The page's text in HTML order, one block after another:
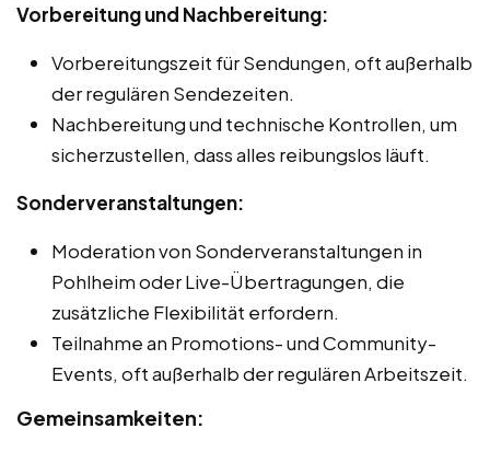
Vorbereitung und Nachbereitung:
Vorbereitungszeit für Sendungen, oft außerhalb
der regulären Sendezeiten.
Nachbereitung und technische Kontrollen, um
sicherzustellen, dass alles reibungslos läuft.
Sonderveranstaltungen:
Moderation von Sonderveranstaltungen in
Pohlheim oder Live-Übertragungen, die
zusätzliche Flexibilität erfordern.
Teilnahme an Promotions- und Community-
Events, oft außerhalb der regulären Arbeitszeit.
Gemeinsamkeiten: